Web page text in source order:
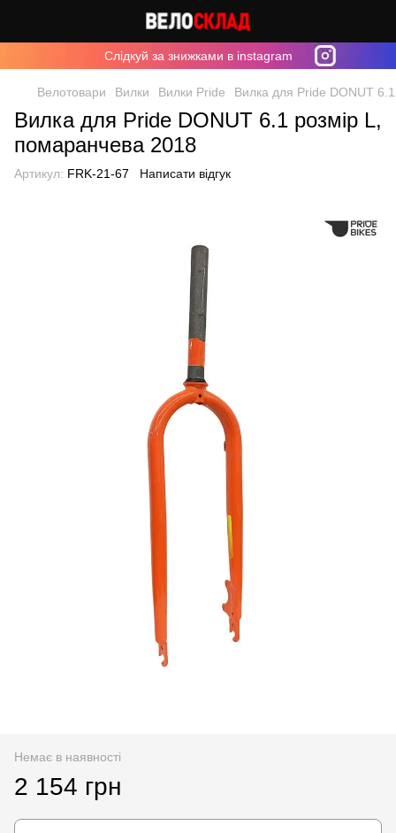
Cлідкуй за знижками в instagram
Велотовари Вилки Вилки Pride Вилка для Pride DONUT
Вилка для Pride DONUT 6.1 розмір L,
помаранчева 2018
Артикул: FRK-21-67 Написати відгук
Немає в наявності
2 154 грн